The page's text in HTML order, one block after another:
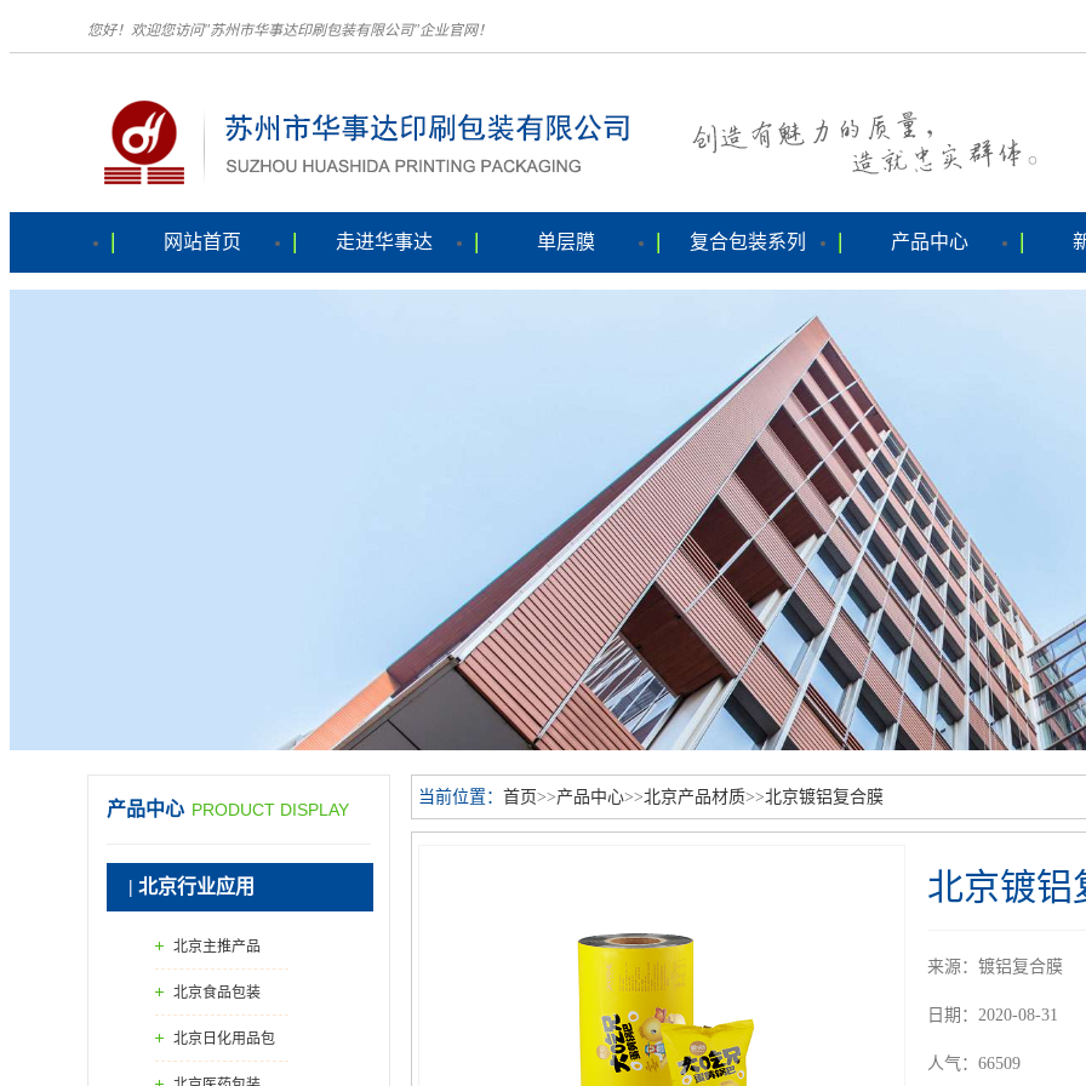
您好！欢迎您访问"苏州市华事达印刷包装有限公司"企业官网！
网站首页 走进华事达 单层膜 复合包装系列 产品中心
产品中心 PRODUCT DISPLAY
| 北京行业应用
北京主推产品
北京食品包装
北京日化用品包
当前位置： 首页>>产品中心>>北京产品材质>>北京镀铝复合膜
北京镀铝
来源：镀铝复合膜
日期：2020-08-31
人气：66509